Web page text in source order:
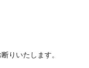
りいたします。